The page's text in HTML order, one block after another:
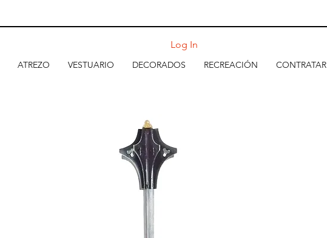
ATREZO VESTUARIO DECORADOS RECREACIÓN CONTRATAR
Log In